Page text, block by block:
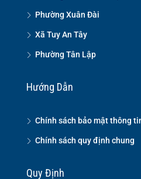
Phường Xuân Đài
Xã Tuy An Tây
Phường Tân Lập
Hướng Dẫn
Chính sách bảo mật thông
Chính sách quy định chung
Quy Định